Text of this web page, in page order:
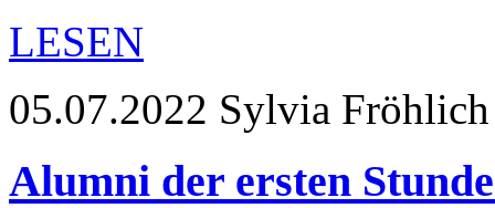
LESEN
05.07.2022 Sylvia Fröhlich
Alumni der ersten